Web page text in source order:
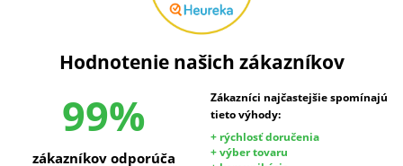
Hodnotenie našich zákazníkov
99%
Zákazníci najčastejšie spomínajú
tieto výhody:
+ rýchlosť doručenia
+ výber tovaru
zákazníkov odporúča